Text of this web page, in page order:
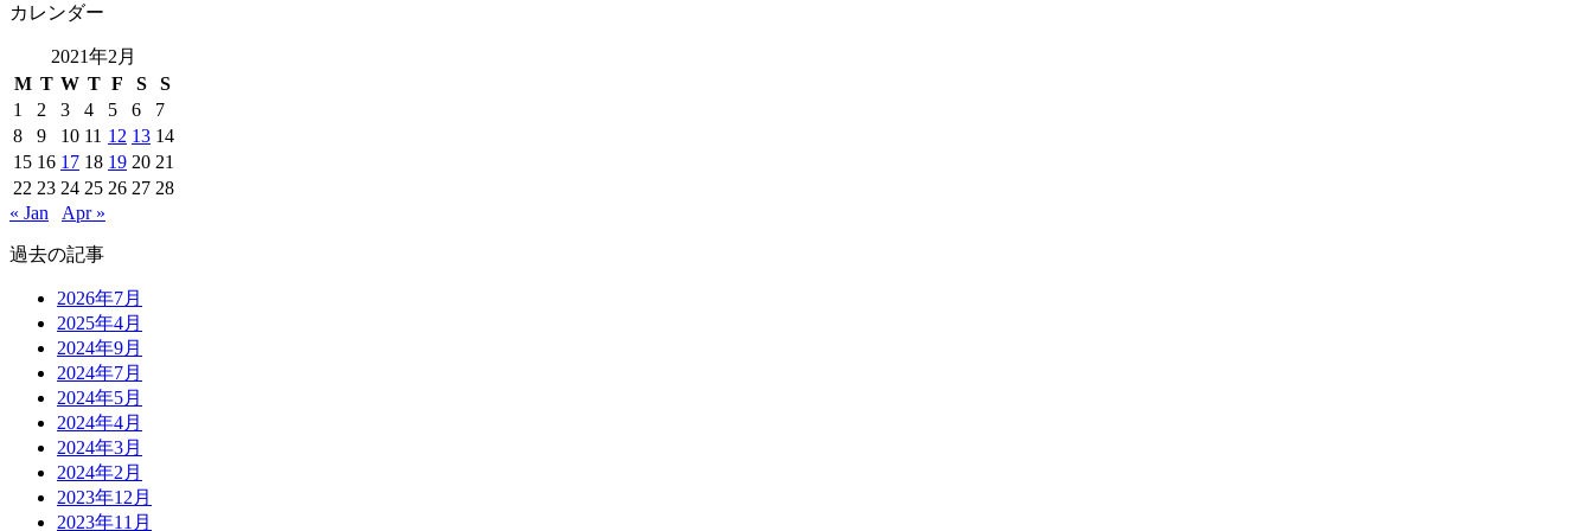
カレンダー
2021年2月
M T W T F S
S
1
2 3 4 5 6
7
8
9 10 11 12 13 14
15 16 17 18 19 20 21
22 23 24 25 26 27 28
« Jan
Apr »
過去の記事
2026年7月
2025年4月
2024年9月
2024年7月
2024年5月
2024年4月
2024年3月
2024年2月
2023年12月
2023年11月